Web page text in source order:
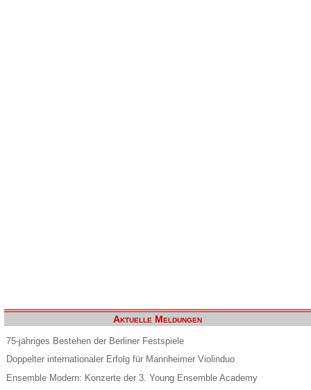
Aktuelle Meldungen
75-jähriges Bestehen der Berliner Festspiele
Doppelter internationaler Erfolg für Mannheimer Violinduo
Ensemble Modern: Konzerte der 3. Young Ensemble Academy